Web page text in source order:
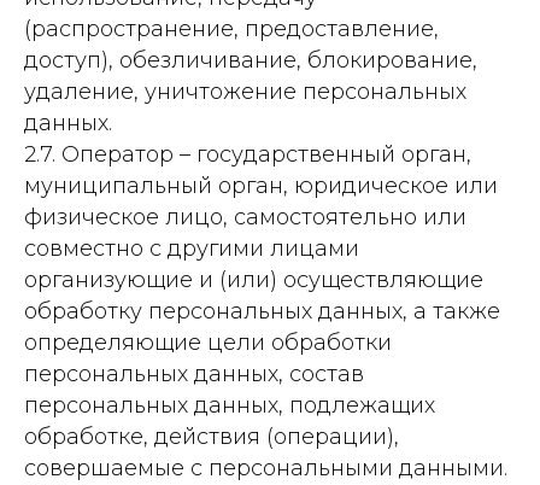
(распространение, предоставление,
доступ), обезличивание, блокирование,
удаление, уничтожение персональных
данных.
2.7. Оператор – государственный орган,
муниципальный орган, юридическое или
физическое лицо, самостоятельно или
совместно с другими лицами
организующие и (или) осуществляющие
обработку персональных данных, а также
определяющие цели обработки
персональных данных, состав
персональных данных, подлежащих
обработке, действия (операции),
совершаемые с персональными данными.